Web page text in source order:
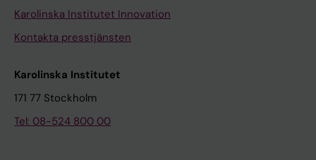
Karolinska Institutet Innovation
Kontakta presstjänsten
Karolinska Institutet
171 77 Stockholm
Tel: 08-524 800 00